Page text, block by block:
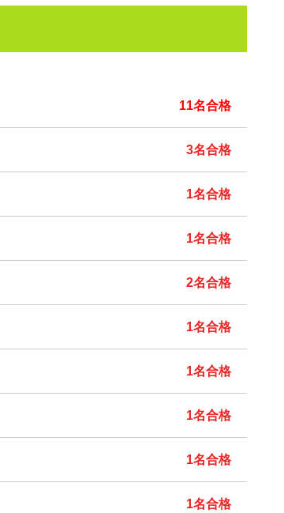
11名合格
3名合格
1名合格
1名合格
2名合格
1名合格
1名合格
1名合格
1名合格
1名合格